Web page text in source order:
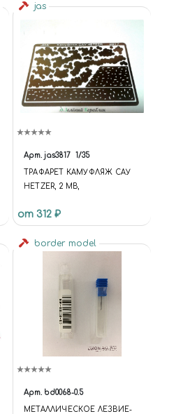
jas
Арт. jas3817 1/35
ТРАФАРЕТ КАМУФЛЯЖ САУ
HETZER, 2 МВ,
от 312 ₽
border model
Арт. bd0068-0.5
МЕТАЛЛИЧЕСКОЕ ЛЕЗВИЕ-